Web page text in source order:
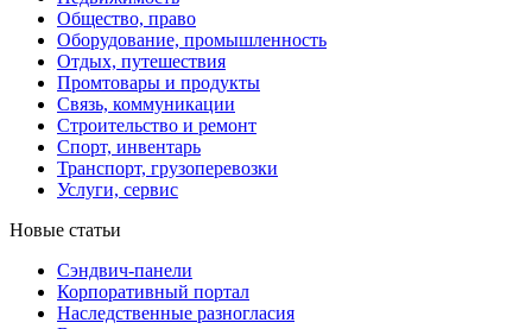
Общество, право
Оборудование, промышленность
Отдых, путешествия
Промтовары и продукты
Связь, коммуникации
Строительство и ремонт
Cпорт, инвентарь
Транспорт, грузоперевозки
Услуги, сервис
Новые статьи
Сэндвич-панели
Корпоративный портал
Наследственные разногласия